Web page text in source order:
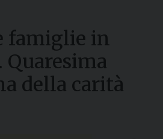
famiglie in
della carità